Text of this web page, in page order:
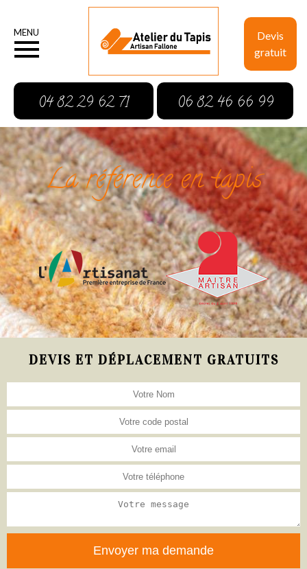
Devis
gratuit
MENU
04 82 29 62 71 06 82 46 66 99
La référence en tapis
DEVIS ET DÉPLACEMENT GRATUITS